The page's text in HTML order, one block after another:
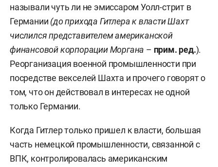
называли чуть ли не эмиссаром Уолл-стрит в
Германии (до прихода Гитлера к власти Шахт
числился представителем американской
финансовой корпорации Моргана – прим. ред.).
Реорганизация военной промышленности при
посредстве векселей Шахта и прочего говорят о
том, что он действовал в интересах не одной
только Германии.
Когда Гитлер только пришел к власти, большая
часть немецкой промышленности, связанной с
ВПК, контролировалась американским